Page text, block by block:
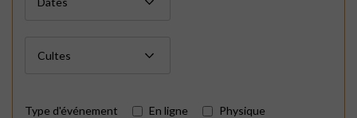
Type d'événement En ligne Physique